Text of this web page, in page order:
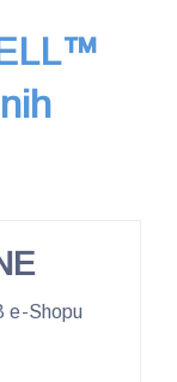
e-Shopu